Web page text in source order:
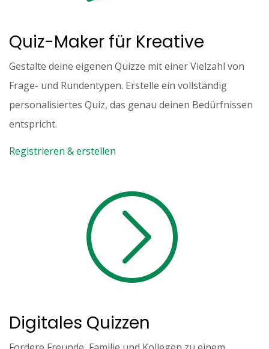
Quiz-Maker für Kreative
Gestalte deine eigenen Quizze mit einer Vielzahl von
Frage- und Rundentypen. Erstelle ein vollständig
personalisiertes Quiz, das genau deinen Bedürfnissen
entspricht.
Registrieren & erstellen
Digitales Quizzen